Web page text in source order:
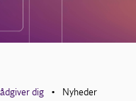
dig • Nyheder